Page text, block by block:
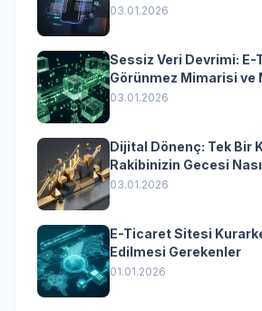
Yazılımın Kazandıran
03.01.2026
Sessiz Veri Devrimi:
Görünmez Mimarisi ve
Dönüşümün Kurumsal
03.01.2026
Dijital Dönenç: Tek Bir
Rakibinizin Gecesi
(Kurumsal Yazılımın
03.01.2026
E-Ticaret Sitesi
Edilmesi Gerekenler
01.01.2026